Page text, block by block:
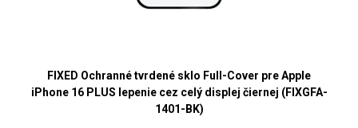
FIXED Ochranné tvrdené sklo Full-Cover pre Apple
iPhone 16 PLUS lepenie cez celý displej čiernej (FIXGFA-
1401-BK)